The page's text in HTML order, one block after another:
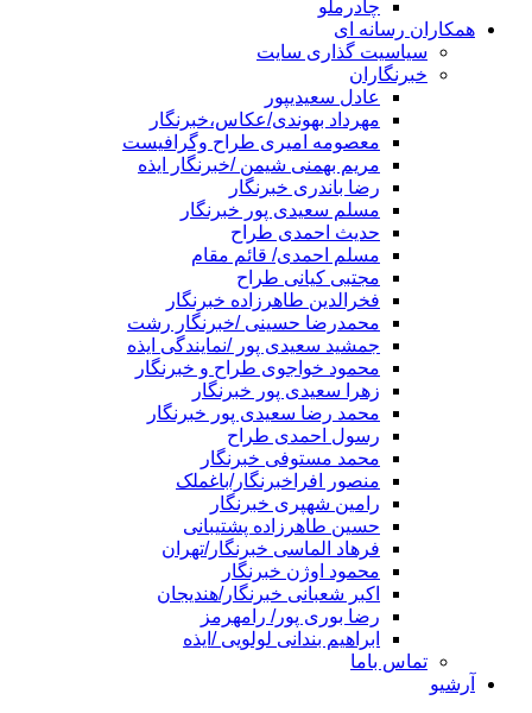
چادرملو
همکاران رسانه ای
سیاسیت گذاری سایت
خبرنگاران
عادل سعیدیپور
مهرداد بهوندی/عکاس،خبرنگار
معصومه امیری طراح وگرافیست
مریم بهمنی شیمن /خبرنگار ایذه
رضا باندری خبرنگار
مسلم سعیدی پور خبرنگار
حدیث احمدی طراح
مسلم احمدی/ قائم مقام
مجتبی کیانی طراح
فخرالدین طاهرزاده خبرنگار
محمدرضا حسینی /خبرنگار رشت
جمشید سعیدی پور /نمایندگی ایذه
محمود خواجوی طراح و خبرنگار
زهرا سعیدی پور خبرنگار
محمد رضا سعیدی پور خبرنگار
رسول احمدی طراح
محمد مستوفی خبرنگار
منصور افراخبرنگار/باغملک
رامین شهپری خبرنگار
حسین طاهرزاده پشتیبانی
فرهاد الماسی خبرنگار/تهران
محمود اوژن خبرنگار
اکبر شعبانی خبرنگار/هندیجان
رضا بوری پور/ رامهرمز
ابراهیم بندانی لولویی /ایذه
تماس باما
آرشیو